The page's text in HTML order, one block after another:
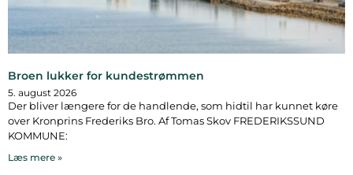
Broen lukker for kundestrømmen
5. august 2026
Der bliver længere for de handlende, som hidtil har kunnet køre
over Kronprins Frederiks Bro. Af Tomas Skov FREDERIKSSUND
KOMMUNE:
Læs mere »